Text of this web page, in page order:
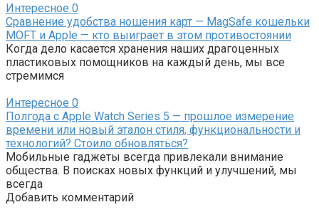
Интересное 0
Сравнение удобства ношения карт — MagSafe кошельки
MOFT и Apple — кто выиграет в этом противостоянии
Когда дело касается хранения наших драгоценных
пластиковых помощников на каждый день, мы все
стремимся
Интересное 0
Полгода с Apple Watch Series 5 — прошлое измерение
времени или новый эталон стиля, функциональности и
технологий? Стоило обновляться?
Мобильные гаджеты всегда привлекали внимание
общества. В поисках новых функций и улучшений, мы
всегда
Добавить комментарий